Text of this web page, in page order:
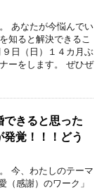
あなたが今悩んでい
知ると解決できるこ
日（日）１４カ月ぶ
ーをします。 ぜひぜ
できると思った
覚！！！どう
今、わたしのテーマ
（感謝）のワーク」